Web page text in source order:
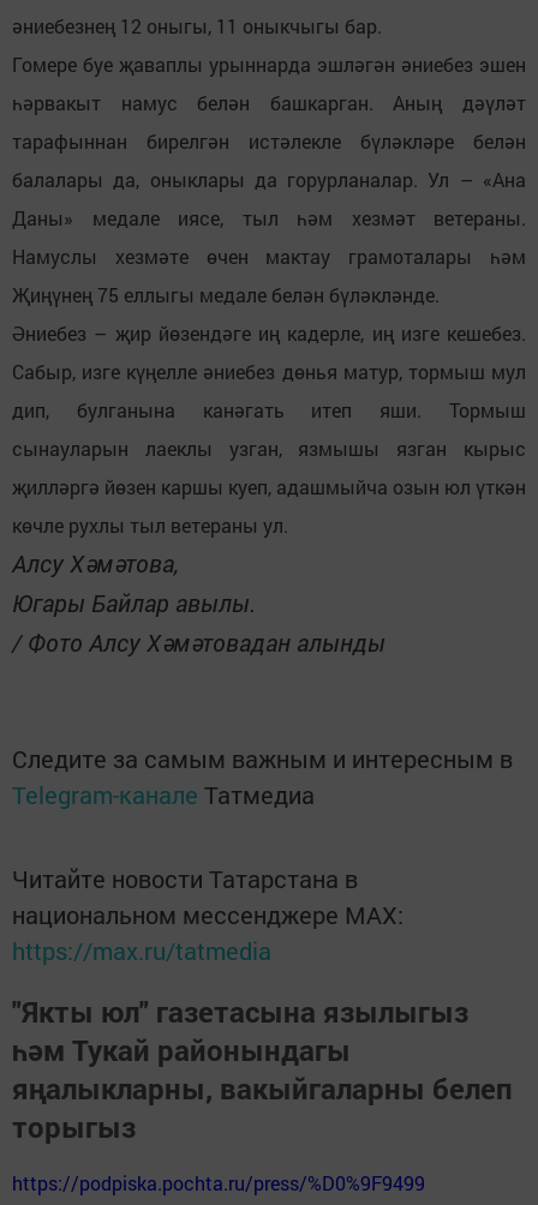
әниебезнең 12 оныгы, 11 оныкчыгы бар.
Гомере буе җаваплы урыннарда эшләгән әниебез эшен
һәрвакыт намус белән башкарган. Аның дәүләт
тарафыннан бирелгән истәлекле бүләкләре белән
балалары да, оныклары да горурланалар. Ул – «Ана
Даны» медале иясе, тыл һәм хезмәт ветераны.
Намуслы хезмәте өчен мактау грамоталары һәм
Җиңүнең 75 еллыгы медале белән бүләкләнде.
Әниебез – җир йөзендәге иң кадерле, иң изге кешебез.
Сабыр, изге күңелле әниебез дөнья матур, тормыш мул
дип, булганына канәгать итеп яши. Тормыш
сынауларын лаеклы узган, язмышы язган кырыс
җилләргә йөзен каршы куеп, адашмыйча озын юл үткән
көчле рухлы тыл ветераны ул.
Алсу Хәмәтова,
Югары Байлар авылы.
/ Фото Алсу Хәмәтовадан алынды
Следите за самым важным и интересным в
Telegram-канале Татмедиа
Читайте новости Татарстана в
национальном мессенджере MАХ:
https://max.ru/tatmedia
"Якты юл" газетасына язылыгыз
һәм Тукай районындагы
яңалыкларны, вакыйгаларны белеп
торыгыз
https://podpiska.pochta.ru/press/%D0%9F9499